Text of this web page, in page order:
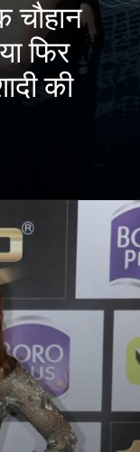
चौहान
फिर
की